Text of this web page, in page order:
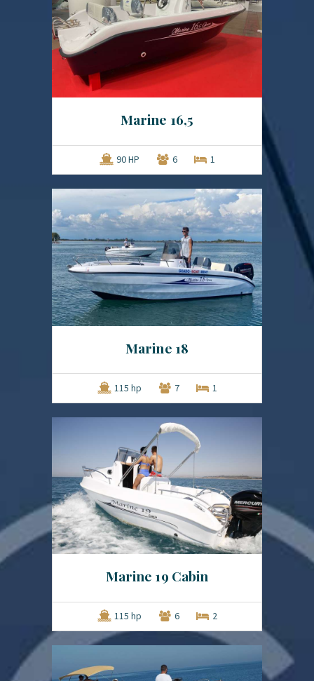
Marine 16,5
90 HP 6 1
Marine 18
115 hp 7 1
Marine 19 Cabin
115 hp 6 2